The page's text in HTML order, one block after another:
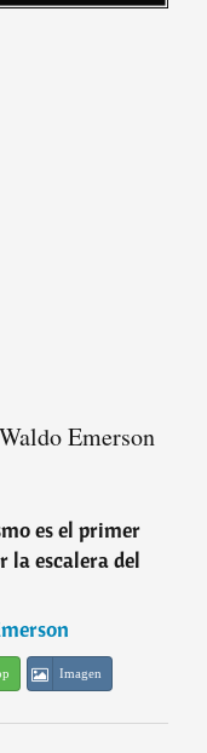
Emerson
es el primer
la escalera del
Imagen